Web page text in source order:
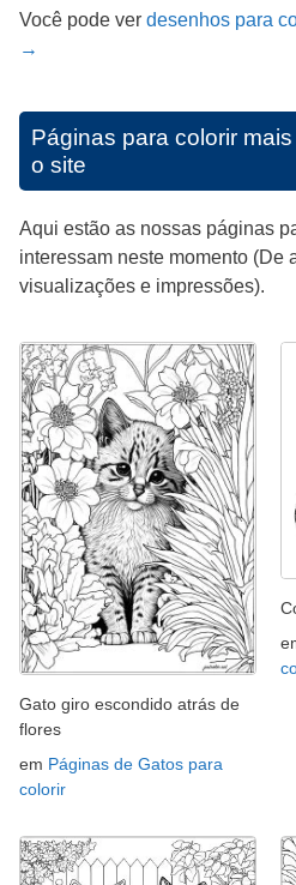
Você pode ver desenhos para
→
Páginas para colorir
o site
Aqui estão as nossas páginas
interessam neste momento (De
visualizações e impressões).
Gato giro escondido atrás de
flores
em Páginas de Gatos para
colorir